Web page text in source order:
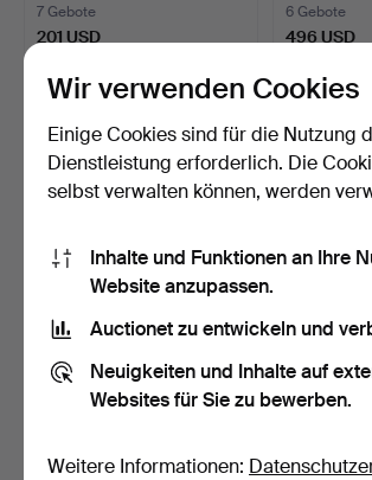
7 Gebote
201 USD
6 Gebote
496 USD
MONITOR,
DAMENARMBANDUHR.
Gehäuse aus 14 K…
7 Tage
12 Gebote
TISSOT
2 S…
7 Tage
7 Gebote
Wir verwenden Cookies
Einige Cookies sind für die Nutzung
Dienstleistung erforderlich. Die
selbst verwalten können, werden
Inhalte und Funktionen an Ihre
Website anzupassen.
Auctionet zu entwickeln und
Neuigkeiten und Inhalte auf
Websites für Sie zu bewerben.
Weitere Informationen: